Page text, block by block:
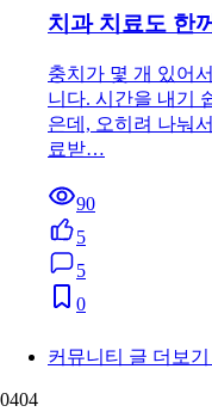
치과 치료도 한
충치가 몇 개 있어
니다. 시간을 내기
은데, 오히려 나눠
료받…
90
5
5
0
커뮤니티 글 더보기
0404